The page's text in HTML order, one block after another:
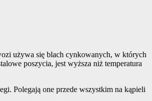
używa się blach cynkowanych, w których
poszycia, jest wyższa niż temperatura
Polegają one przede wszystkim na kąpieli